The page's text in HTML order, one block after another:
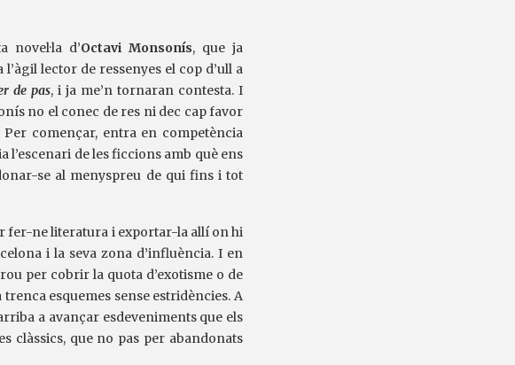
d’Octavi Monsonís, que ja
lector de ressenyes el cop d’ull a
de pas, i ja me’n tornaran contesta. I
no el conec de res ni dec cap favor
Per començar, entra en competència
de les ficcions amb què ens
se al menyspreu de qui fins i tot
fer-ne literatura i exportar-la allí on hi
i la seva zona d’influència. I en
per cobrir la quota d’exotisme o de
trenca esquemes sense estridències. A
a avançar esdeveniments que els
clàssics, que no pas per abandonats